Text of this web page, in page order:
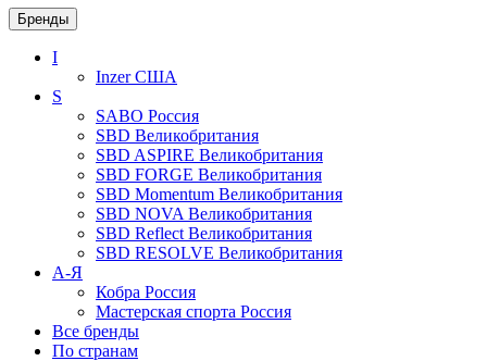
Бренды
I
InzerСША
S
SABO Россия
SBD Великобритания
SBD ASPIRE Великобритания
SBD FORGE Великобритания
SBD Momentum Великобритания
SBD NOVA Великобритания
SBD Reflect Великобритания
SBD RESOLVE Великобритания
А-Я
Кобра Россия
Мастерская спорта Россия
Все бренды
По странам